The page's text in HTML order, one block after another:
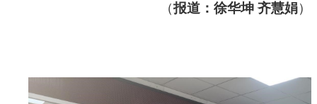
（报道：徐华坤 齐慧娟）